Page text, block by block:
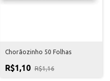
Chorãozinho 50 Folhas
R$1,10 R$1,16